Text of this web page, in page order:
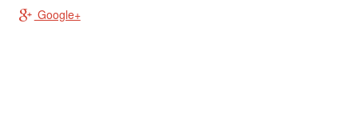
Google+